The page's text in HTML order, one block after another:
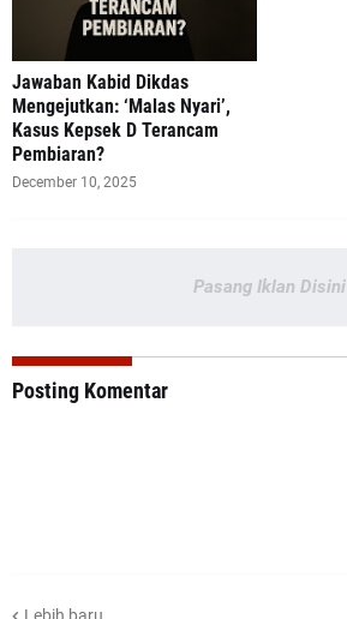
Jawaban Kabid Dikdas
Mengejutkan: ‘Malas Nyari’,
Kasus Kepsek D Terancam
Pembiaran?
December 10, 2025
Pasang Iklan Disini
Posting Komentar
Lebih baru